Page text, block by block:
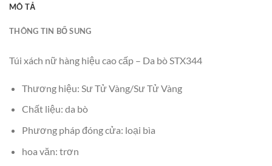
MÔ TẢ
THÔNG TIN BỔ SUNG
Túi xách nữ hàng hiệu cao cấp – Da bò STX344
Thương hiệu: Sư Tử Vàng/Sư Tử Vàng
Chất liệu: da bò
Phương pháp đóng cửa: loại bìa
hoa văn: trơn